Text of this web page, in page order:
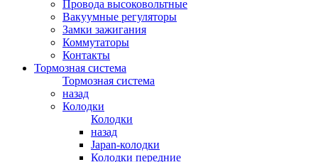
Провода высоковольтные
Вакуумные регуляторы
Замки зажигания
Коммутаторы
Контакты
Тормозная система
Тормозная система
назад
Колодки
Колодки
назад
Japan-колодки
Колодки передние